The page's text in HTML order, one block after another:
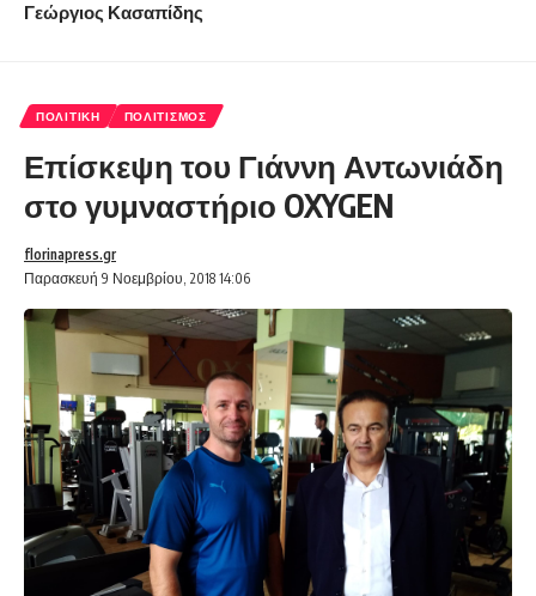
Γεώργιος Κασαπίδης
ΠΟΛΙΤΙΚΉ ΠΟΛΙΤΙΣΜΌΣ
Επίσκεψη του Γιάννη Αντωνιάδη
στο γυμναστήριο OXYGEN
Παρασκευή 9 Νοεμβρίου, 2018 14:06
florinapress.gr